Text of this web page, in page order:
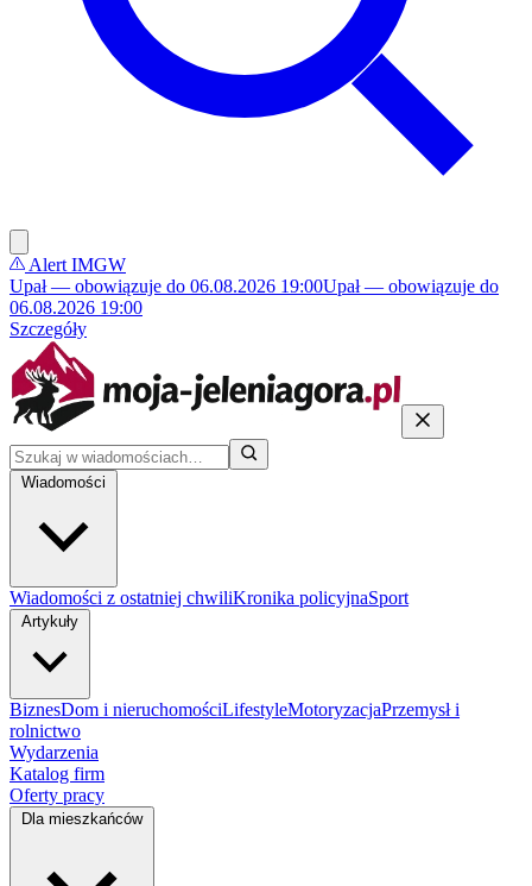
Alert IMGW
Upał — obowiązuje do 06.08.2026 19:00Upał — obowiązuje do
06.08.2026 19:00
Szczegóły
Wiadomości
Wiadomości z ostatniej chwiliKronika policyjnaSport
Artykuły
BiznesDom i nieruchomościLifestyleMotoryzacjaPrzemysł i
rolnictwo
Wydarzenia
Katalog firm
Oferty pracy
Dla mieszkańców